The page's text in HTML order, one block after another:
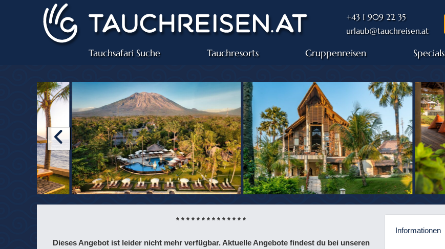
+43 1 909 22 35
urlaub@tauchreisen.at
Tauchsafari Suche Tauchresorts Gruppenreisen Specials
Informationen
* * * * * * * * * * * * * *
Dieses Angebot ist leider nicht mehr verfügbar. Aktuelle Angebote findest du bei unseren